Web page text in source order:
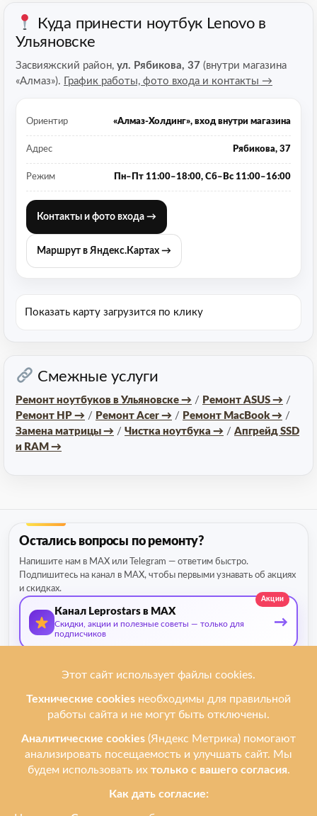
Куда принести ноутбук Lenovo в
Ульяновске
Засвияжский район, ул. Рябикова, 37 (внутри магазина
«Алмаз»).
График работы, фото входа и контакты →
Ориентир «Алмаз-Холдинг», вход внутри магазина
Адрес Рябикова, 37
Режим Пн–Пт 11:00–18:00, Сб–Вс 11:00–16:00
Контакты и фото входа →
Маршрут в Яндекс.Картах →
Показать карту загрузится по клику
Смежные услуги
Ремонт ноутбуков в Ульяновске → / Ремонт ASUS → /
Ремонт HP → / Ремонт Acer → / Ремонт MacBook → /
Замена матрицы → / Чистка ноутбука → / Апгрейд SSD
и RAM →
Остались вопросы по ремонту?
Напишите нам в MAX или Telegram — ответим быстро.
Подпишитесь на канал в MAX, чтобы первыми узнавать об акциях
и скидках.
Акции
Канал Leprostars в MAX
Скидки, акции и полезные советы — только для
подписчиков
→
О нас
Мы ремонтируем